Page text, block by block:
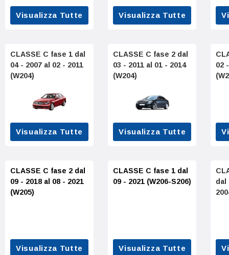
Visualizza Tutte Visualizza Tutte
CLASSE C fase 1 dal
04 - 2007 al 02 - 2011
(W204)
Visualizza Tutte
CLASSE C fase 2 dal
03 - 2011 al 01 - 2014
(W204)
Visualizza Tutte
02
CLASSE C fase 2 dal
09 - 2018 al 08 - 2021
(W205)
Visualizza Tutte
CLASSE C fase 1 dal
09 - 2021 (W206-S206)
Visualizza Tutte
dal